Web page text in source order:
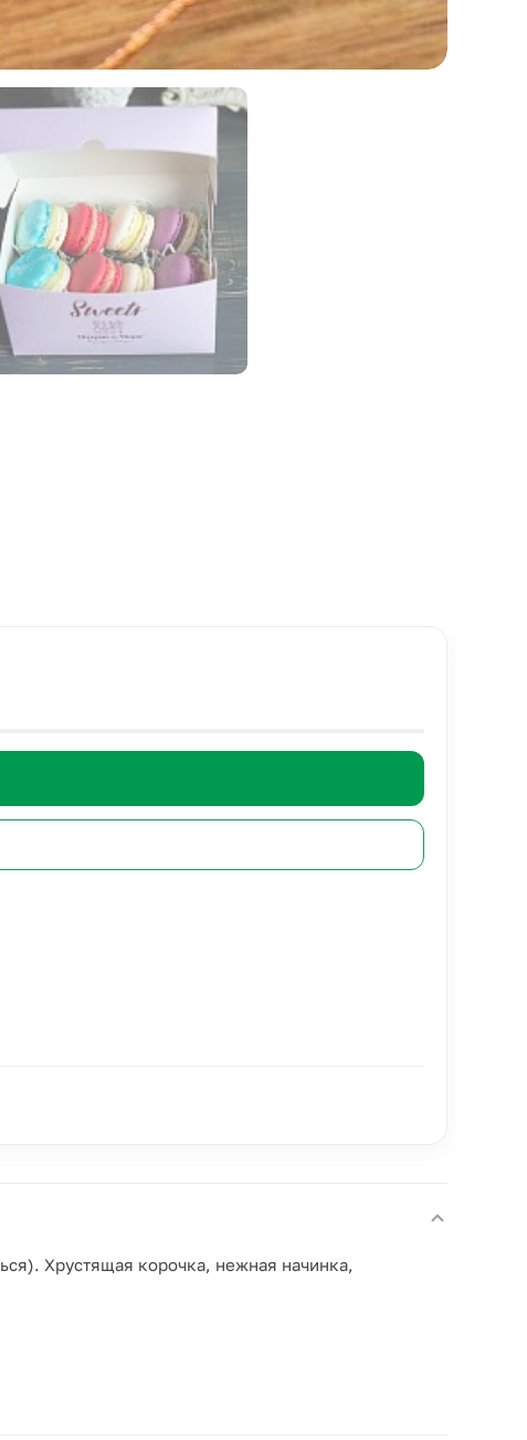
Хрустящая корочка, нежная начинка,